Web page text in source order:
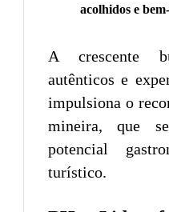
acolhidos e
A crescente
autênticos e
impulsiona o
mineira, que
potencial
turístico.